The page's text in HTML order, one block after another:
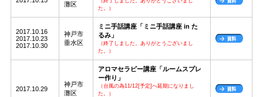
灘区
た。）
2017.10.16
2017.10.23
2017.10.30
神戸市
垂水区
ミニ手話講座「ミニ手話講座 in た
るみ」
（終了しました。ありがとうございまし
た。）
2017.10.29
神戸市
灘区
アロマセラピー講座「ルームスプレ
ー作り」
（台風の為11/12[予定]へ延期になりまし
た。）